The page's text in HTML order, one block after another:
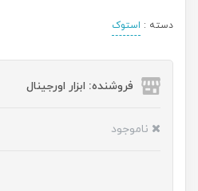
دسته : استوک
فروشنده: ابزار اورجینال
ناموجود